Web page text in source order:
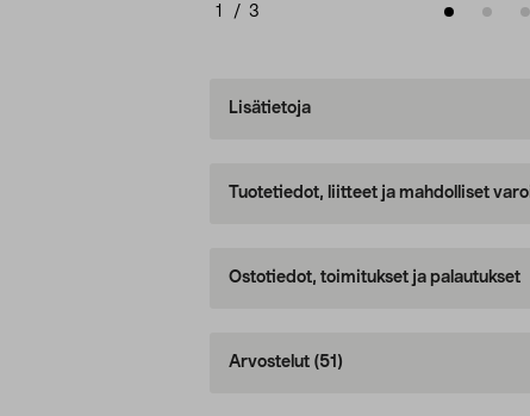
1 / 3
Lisätietoja
Tuotetiedot, liitteet ja mahdolliset
Ostotiedot, toimitukset ja palautukset
Arvostelut (51)